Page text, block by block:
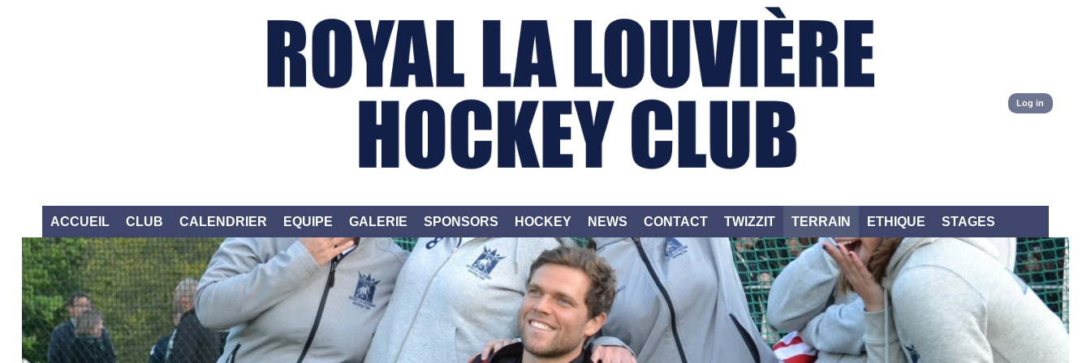
Log in
ACCUEIL CLUB CALENDRIER EQUIPE GALERIE SPONSORS HOCKEY NEWS CONTACT TWIZZIT TERRAIN ETHIQUE STAGES